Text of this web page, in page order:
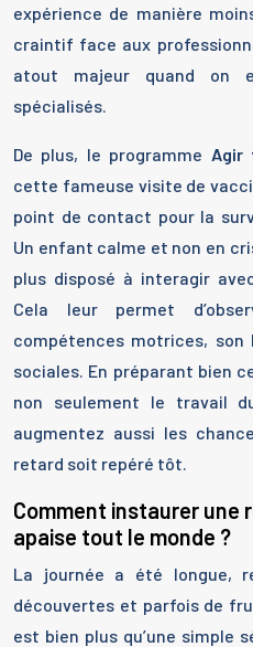
expérience de manière
craintif face aux
atout majeur quand on
spécialisés.
De plus, le programme Agir
cette fameuse visite de
point de contact pour la
Un enfant calme et non en
plus disposé à interagir
Cela leur permet
compétences motrices,
sociales. En préparant bien
non seulement le travail
augmentez aussi les
retard soit repéré tôt.
Comment instaurer une
apaise tout le monde ?
La journée a été longue,
découvertes et parfois de
est bien plus qu’une simple